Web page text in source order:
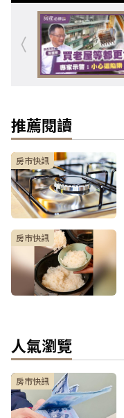
推薦閱讀
房市快訊
房市快訊
人氣瀏覽
房市快訊